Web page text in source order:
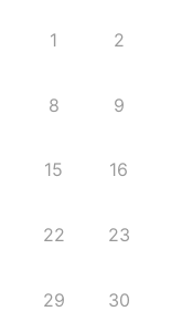
1 2
8 9
15 16
22 23
29 30